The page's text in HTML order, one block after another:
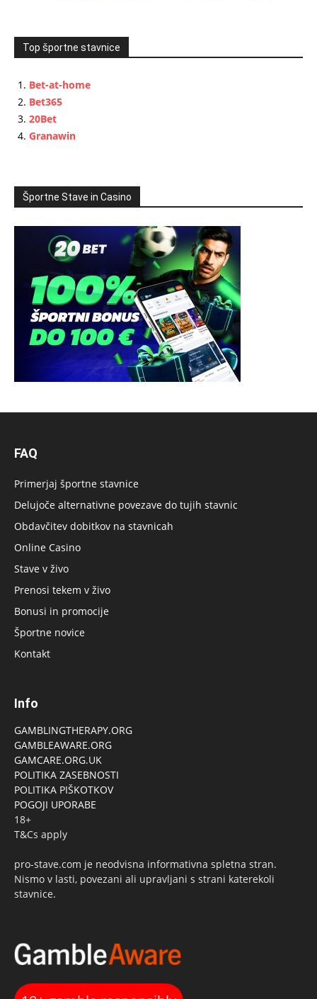
Top športne stavnice
Bet-at-home
Bet365
20Bet
Granawin
Športne Stave in Casino
FAQ
Primerjaj športne stavnice
Delujoče alternativne povezave do tujih stavnic
Obdavčitev dobitkov na stavnicah
Online Casino
Stave v živo
Prenosi tekem v živo
Bonusi in promocije
Športne novice
Kontakt
Info
GAMBLINGTHERAPY.ORG
GAMBLEAWARE.ORG
GAMCARE.ORG.UK
POLITIKA ZASEBNOSTI
POLITIKA PIŠKOTKOV
POGOJI UPORABE
18+
T&Cs apply
pro-stave.com je neodvisna informativna spletna stran.
Nismo v lasti, povezani ali upravljani s strani katerekoli
stavnice.